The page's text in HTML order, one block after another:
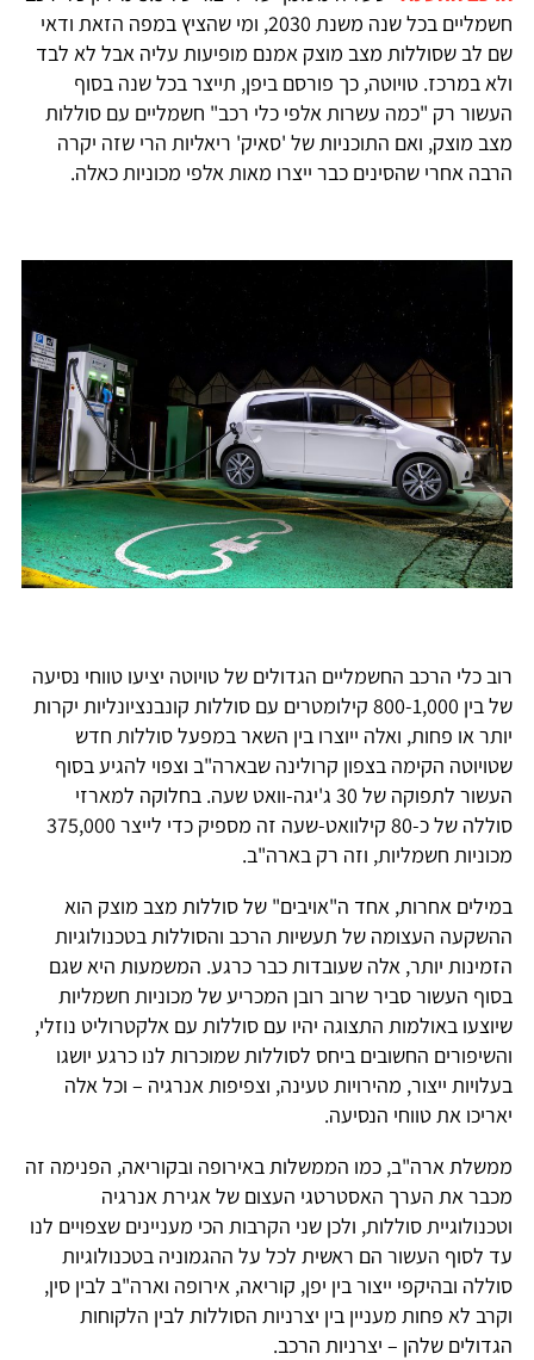
חשמליים בכל שנה משנת 2030, ומי שהציץ במפה הזאת ודאי
שם לב שסוללות מצב מוצק אמנם מופיעות עליה אבל לא לבד
ולא במרכז. טויוטה, כך פורסם ביפן, תייצר בכל שנה בסוף
העשור רק "כמה עשרות אלפי כלי רכב" חשמליים עם סוללות
מצב מוצק, ואם התוכניות של 'סאיק' ריאליות הרי שזה יקרה
הרבה אחרי שהסינים כבר ייצרו מאות אלפי מכוניות כאלה.
רוב כלי הרכב החשמליים הגדולים של טויוטה יציעו טווחי נסיעה
של בין 800-1,000 קילומטרים עם סוללות קונבנציונליות יקרות
יותר או פחות, ואלה ייוצרו בין השאר במפעל סוללות חדש
שטויוטה הקימה בצפון קרולינה שבארה"ב וצפוי להגיע בסוף
העשור לתפוקה של 30 ג'יגה-וואט שעה. בחלוקה למארזי
סוללה של כ-80 קילוואט-שעה זה מספיק כדי לייצר 375,000
מכוניות חשמליות, וזה רק בארה"ב.
במילים אחרות, אחד ה"אויבים" של סוללות מצב מוצק הוא
ההשקעה העצומה של תעשיות הרכב והסוללות בטכנולוגיות
הזמינות יותר, אלה שעובדות כבר כרגע. המשמעות היא שגם
בסוף העשור סביר שרוב רובן המכריע של מכוניות חשמליות
שיוצעו באולמות התצוגה יהיו עם סוללות עם אלקטרוליט נוזלי,
והשיפורים החשובים ביחס לסוללות שמוכרות לנו כרגע יושגו
בעלויות ייצור, מהירויות טעינה, וצפיפות אנרגיה – וכל אלה
יאריכו את טווחי הנסיעה.
ממשלת ארה"ב, כמו הממשלות באירופה ובקוריאה, הפנימה זה
מכבר את הערך האסטרטגי העצום של אגירת אנרגיה
וטכנולוגיית סוללות, ולכן שני הקרבות הכי מעניינים שצפויים לנו
עד לסוף העשור הם ראשית לכל על ההגמוניה בטכנולוגיות
סוללה ובהיקפי ייצור בין יפן, קוריאה, אירופה וארה"ב לבין סין,
וקרב לא פחות מעניין בין יצרניות הסוללות לבין הלקוחות
הגדולים שלהן – יצרניות הרכב.